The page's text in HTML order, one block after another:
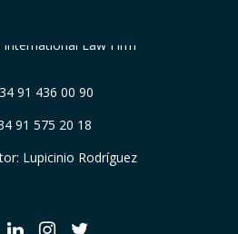
91 436 00 90
91 575 20 18
Lupicinio Rodríguez